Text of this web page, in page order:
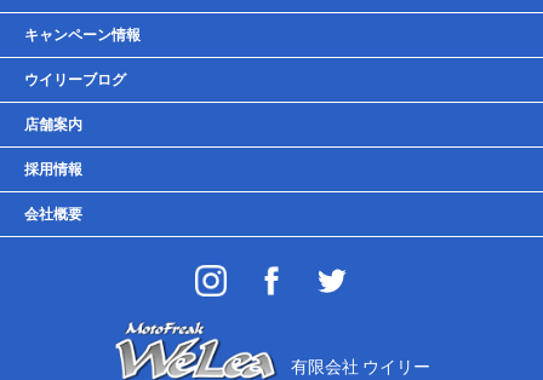
貸しガレージ
キャンペーン情報
ウイリーブログ
店舗案内
採用情報
会社概要
有限会社 ウイリー